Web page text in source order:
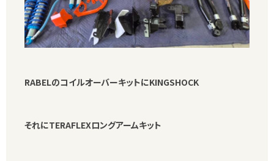
RABELのコイルオーバーキットにKINGSHOCK
それにTERAFLEXロングアームキット